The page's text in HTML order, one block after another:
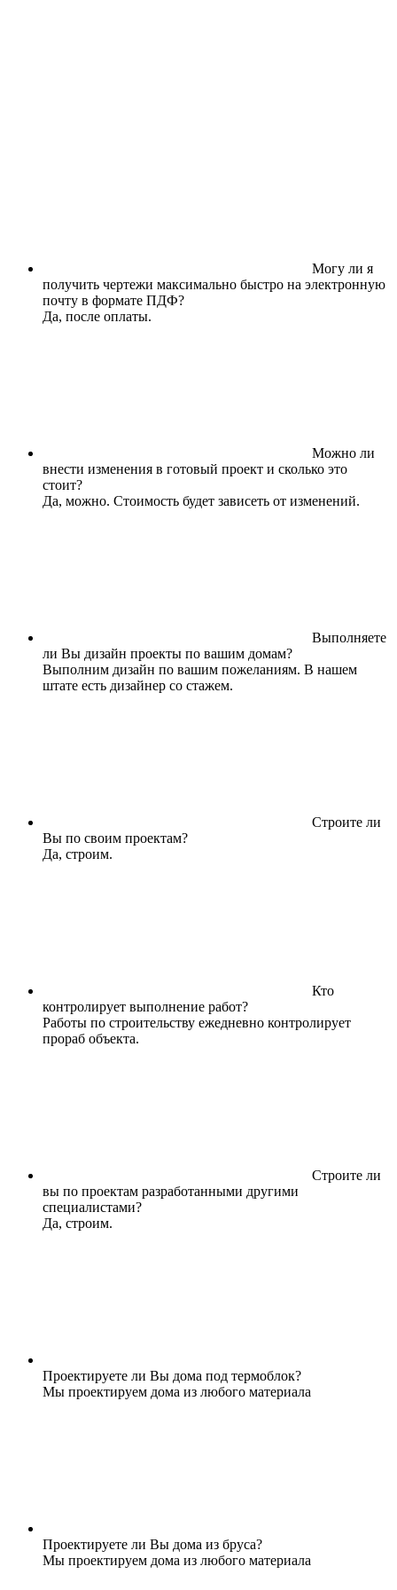
Могу ли я
получить чертежи максимально быстро на электронную
почту в формате ПДФ?
Да, после оплаты.
Можно ли
внести изменения в готовый проект и сколько это
стоит?
Да, можно. Стоимость будет зависеть от изменений.
Выполняете
ли Вы дизайн проекты по вашим домам?
Выполним дизайн по вашим пожеланиям. В нашем
штате есть дизайнер со стажем.
Строите ли
Вы по своим проектам?
Да, строим.
Кто
контролирует выполнение работ?
Работы по строительству ежедневно контролирует
прораб объекта.
Строите ли
вы по проектам разработанными другими
специалистами?
Да, строим.
Проектируете ли Вы дома под термоблок?
Мы проектируем дома из любого материала
Проектируете ли Вы дома из бруса?
Мы проектируем дома из любого материала